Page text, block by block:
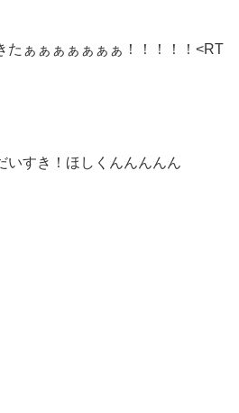
たぁぁぁぁぁぁぁ！！！！！<RT
いすき！ほしくんんんんん